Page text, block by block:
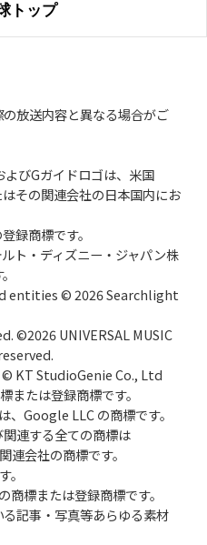
V投手・愛甲猛「9回制は野球の根
勝、工藤一彦、永川英植
価値と沖縄野球の近未来
、倉吉北戦での伝令の意図
球少年からミスタープロ野球へ
ー村上、法政二高の青春
トップ
放送内容と異なる場合がご
びGガイドロゴは、米国
その関連会社の日本国内にお
録商標です。
ト・ディズニー・ジャパン株
entities © 2026 Searchlight
©2026 UNIVERSAL MUSIC
KT StudioGenie Co., Ltd
または登録商標です。
、Google LLC の商標です。
連する全ての商標は
会社の商標です。
商標または登録商標です。
記事・写真等あらゆる素材